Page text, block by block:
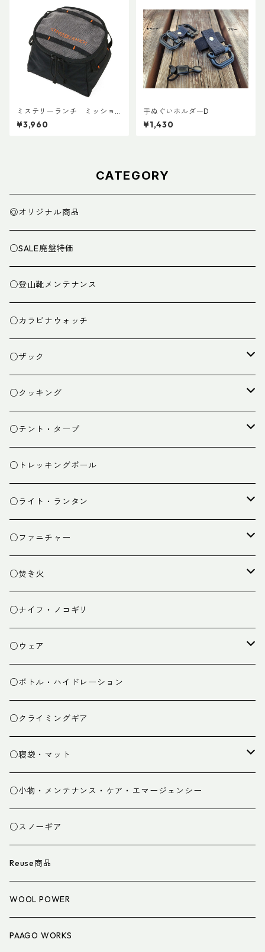
ミステリーランチ ミッショ
ンパッキングキューブ S ブラ
ック
¥3,960
手ぬぐいホルダーD
¥1,430
CATEGORY
◎オリジナル商品
○SALE廃盤特価
○登山靴メンテナンス
○カラビナウォッチ
○ザック
ザック
スタッフバッグ
ザック小物
○クッキング
クッカー
バーナー
カトラリー
クッキング小物
○テント・タープ
テント
タープ
ペグ・ハンマー・小物
○トレッキングポール
○ライト・ランタン
ライト
ランタン
○ファニチャー
テーブル
チェア
○焚き火
焚き火台
焚き火小物
○ナイフ・ノコギリ
○ウェア
ミドルレイヤー
ベースレイヤー
パンツ
グローブ
スパッツ・ゲイター
衣類小物
アイウェア
○ボトル・ハイドレーション
○クライミングギア
○寝袋・マット
寝袋
マット
寝具小物
○小物・メンテナンス・ケア・エマージェンシー
○スノーギア
Reuse商品
WOOL POWER
PAAGO WORKS